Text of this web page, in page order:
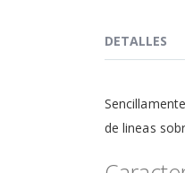
comienzo
de
de
imágenes
DETALLES
de lineas